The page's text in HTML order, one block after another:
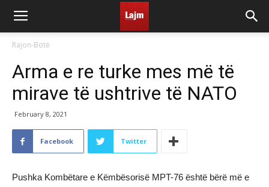
Rajon-Botë
Arma e re turke mes më të
mirave të ushtrive të NATO
February 8, 2021
Facebook Twitter
Pushka Kombëtare e Këmbësorisë MPT-76 është bërë më e